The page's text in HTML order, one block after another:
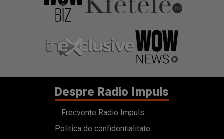
Despre Radio Impuls
Frecvențe Radio Impuls
Politica de confidentialitate